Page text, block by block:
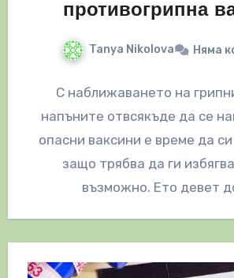
противогрипна
Tanya Nikolova Няма
С наближаването на
напъните отвсякъде да се
опасни ваксини е време да
защо трябва да ги
възможно. Ето девет